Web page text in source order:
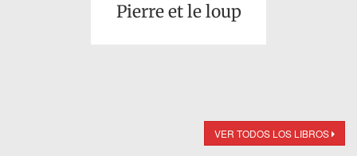
Pierre et le loup
VER TODOS LOS LIBROS